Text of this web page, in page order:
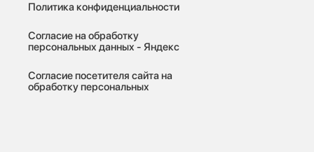
Политика конфиденциальности
Согласие на обработку
персональных данных - Яндекс
Согласие посетителя сайта на
обработку персональных